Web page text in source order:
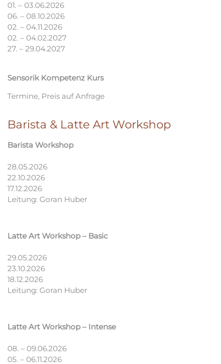
01. – 03.06.2026
06. – 08.10.2026
02. – 04.11.2026
02. – 04.02.2027
27. – 29.04.2027
Sensorik Kompetenz Kurs
Termine, Preis auf Anfrage
Barista & Latte Art Workshop
Barista Workshop
28.05.2026
22.10.2026
17.12.2026
Leitung: Goran Huber
Latte Art Workshop – Basic
29.05.2026
23.10.2026
18.12.2026
Leitung: Goran Huber
Latte Art Workshop – Intense
08. – 09.06.2026
05. – 06.11.2026